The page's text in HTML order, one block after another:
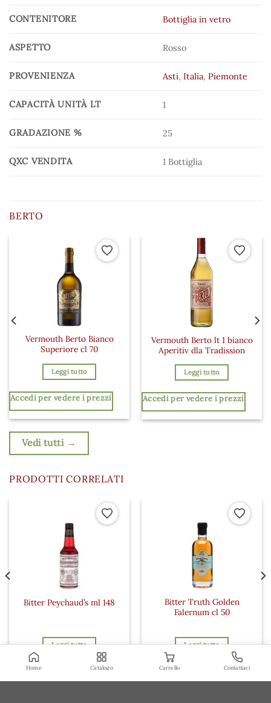
CONTENITORE Bottiglia in vetro
ASPETTO Rosso
PROVENIENZA Asti,Italia,Piemonte
CAPACITÀ UNITÀ LT 1
GRADAZIONE % 25
QXC VENDITA 1 Bottiglia
BERTO
Aggiungi ai preferiti
Vermouth Berto Bianco
Superiore cl 70
Leggi tutto
Accedi per vedere i prezzi
Vermouth Berto lt 1 bianco
Aperitiv dla Tradission
Leggi tutto
Accedi per vedere i prezzi
Vedi tutti →
PRODOTTI CORRELATI
Aggiungi ai preferiti
Bitter Peychaud’s ml 148
Leggi tutto
Accedi per vedere i prezzi
Bitter Truth Golden
Falernum cl 50
Leggi tutto
Accedi per vedere i prezzi
Home Catalogo Carrello Contattaci